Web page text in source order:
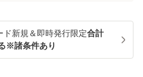
ド新規＆即時発行限定合計
※諸条件あり